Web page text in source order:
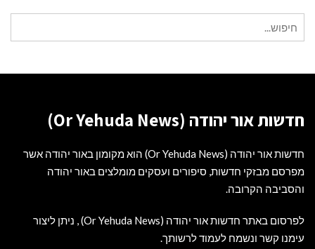
עבור:
חדשות אור יהודה (Or Yehuda News)
חדשות אור יהודה (Or Yehuda News) הוא מקומון באור יהודה אשר
מפרסם מבזקי חדשות, סיפורים ועסקים מומלצים באור יהודה
והסביבה הקרובה.
לפרסום באתר חדשות אור יהודה (Or Yehuda News) , ניתן ליצור
עימנו קשר ונשמח לעמוד לרשותך.